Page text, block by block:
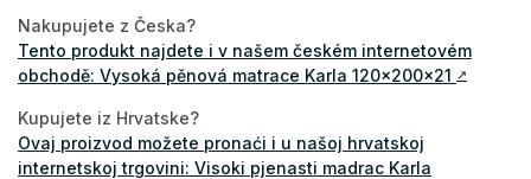
Nakupujete z Česka?
Tento produkt najdete i v našem českém internetovém
obchodě: Vysoká pěnová matrace Karla 120x200x21 ↗
Kupujete iz Hrvatske?
Ovaj proizvod možete pronaći i u našoj hrvatskoj
internetskoj trgovini: Visoki pjenasti madrac Karla